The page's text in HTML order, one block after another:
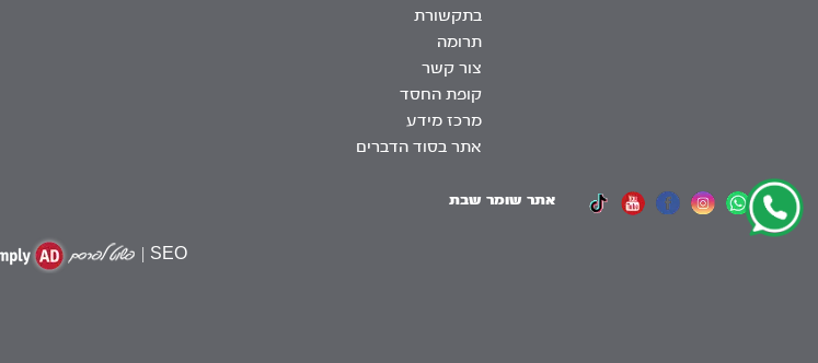
בתקשורת
תרומה
צור קשר
קופת החסד
מרכז מידע
אתר בסוד הדברים
אתר שומר שבת
SEO